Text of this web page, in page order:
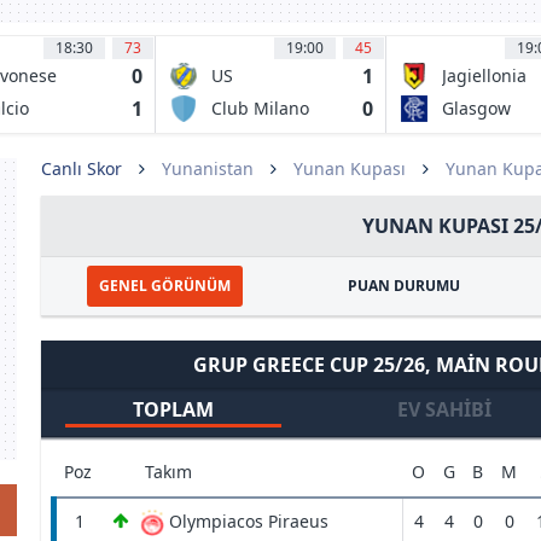
18:30 73
0
1
19:00 45
US
Pergolettese
1
Club Milano
0
Jagiellonia
Bialystok
Glasgow
Canlı Skor Yunanistan Yunan Kupası Yunan
YUNAN KUPASI
GENEL GÖRÜNÜM PUAN DURUMU
GRUP GREECE CUP 25/26, MAIN
TOPLAM
EV SAHIBI
Poz Takım O G B M
1 Olympiacos Piraeus 4 4 0 0